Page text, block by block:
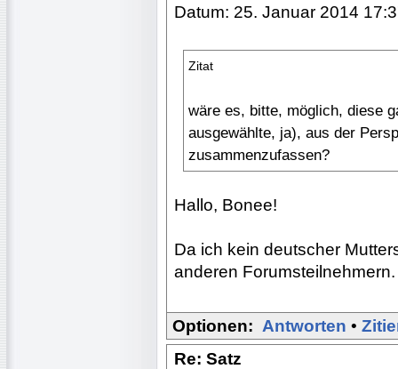
Datum: 25. Januar 2014
Zitat
wäre es, bitte, möglich, diese
ausgewählte, ja), aus der
zusammenzufassen?
Hallo, Bonee!
Da ich kein deutscher
anderen Forumsteilnehmern.
Optionen: Antworten •
Re: Satz